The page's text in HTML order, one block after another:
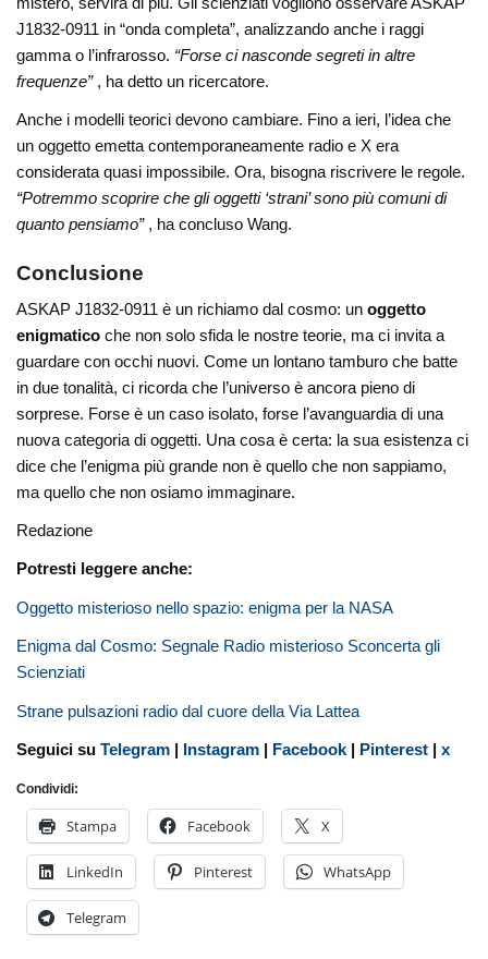
J1832-0911 in “onda completa”, analizzando anche i raggi
gamma o l’infrarosso. “Forse ci nasconde segreti in altre
frequenze” , ha detto un ricercatore.
Anche i modelli teorici devono cambiare. Fino a ieri, l’idea che
un oggetto emetta contemporaneamente radio e X era
considerata quasi impossibile. Ora, bisogna riscrivere le regole.
“Potremmo scoprire che gli oggetti ‘strani’ sono più comuni di
quanto pensiamo” , ha concluso Wang.
Conclusione
ASKAP J1832-0911 è un richiamo dal cosmo: unoggetto
enigmaticoche non solo sfida le nostre teorie, ma ci invita a
guardare con occhi nuovi. Come un lontano tamburo che batte
in due tonalità, ci ricorda che l’universo è ancora pieno di
sorprese. Forse è un caso isolato, forse l’avanguardia di una
nuova categoria di oggetti. Una cosa è certa: la sua esistenza ci
dice che l’enigma più grande non è quello che non sappiamo,
ma quello che non osiamo immaginare.
Redazione
Potresti leggere anche:
Oggetto misterioso nello spazio: enigma per la NASA
Enigma dal Cosmo: Segnale Radio misterioso Sconcerta gli
Scienziati
Strane pulsazioni radio dal cuore della Via Lattea
Seguici suTelegram | Instagram | Facebook | Pinterest |x
Condividi:
Stampa Facebook X
LinkedIn Pinterest WhatsApp
Telegram